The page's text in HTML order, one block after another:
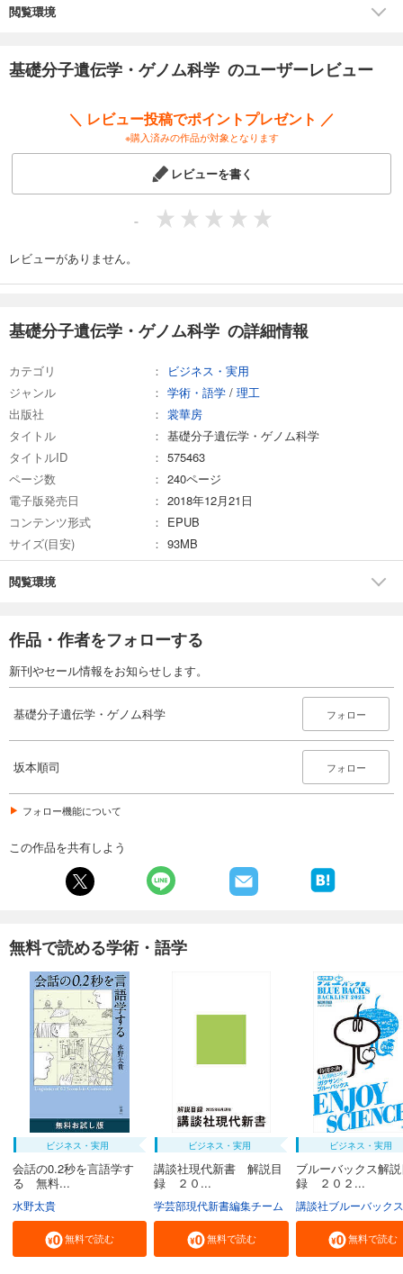
1）第I部 基礎編と第II部 応用編を密な相互参照で結びつける。
コで示した。そもそも基礎から応用までを一冊に収め、単著で一貫させ
たことも、滑らかな接続に寄与している。
2）多数の「側注」で術語の意味・由来・変遷などを解説する。
歴史的事情から、遺伝学には多義的な学術用語も少なくない。また、生
命科学の他領域との関連も深く、脇道にそれてでも解説すべき用語がた
くさんある。それらを「側注」の形にまとめ、本文の流れはスムースに
3）多彩な図表とイラストで視覚的な理解を助ける。
DNA分子は小さく、遺伝子概念は抽象的なため、初学者にはわかりにく
になじみやすいイラストや写真を多用し、その問題点の克服に努めた。
閲覧環境
基礎分子遺伝学・ゲノム科学 のユーザーレビュー
＼ レビュー投稿でポイントプレゼント ／
※購入済みの作品が対象となります
レビューを書く
-
レビューがありません。
基礎分子遺伝学・ゲノム科学 の詳細情報
カテゴリ
ビジネス・実用
ジャンル
学術・語学 / 理工
出版社
裳華房
タイトル
基礎分子遺伝学・ゲノム科学
タイトルID
575463
ページ数
240ページ
電子版発売日
2018年12月21日
コンテンツ形式
EPUB
サイズ(目安)
93MB
閲覧環境
作品・作者をフォローする
新刊やセール情報をお知らせします。
基礎分子遺伝学・ゲノム科学 フォロー
坂本順司 フォロー
フォロー機能について
この作品を共有しよう
無料で読める学術・語学
ビジネス・実用
会話の0.2秒を言語学す
る 無料...
水野太貴
無料で読む
ビジネス・実用
講談社現代新書 解説目
録 ２０...
学芸部現代新書編集チーム
無料で読む
ビジネス・実用
ブルーバックス解
録 ２０２...
講談社ブルーバックス
無料で読む